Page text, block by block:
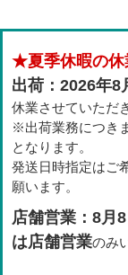
★夏季休暇の
出荷：2026年8
休業させていただ
※出荷業務につき
となります。
発送日時指定はご
願います。
店舗営業：8月
は店舗営業のみ